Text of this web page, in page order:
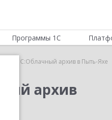
Программы 1С
1С:Облачный архив в Пыть-Яхе
архив